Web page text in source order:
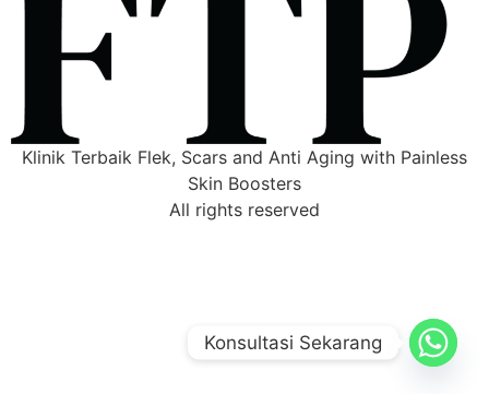
Klinik Terbaik Flek, Scars and Anti Aging with Painless
Skin Boosters
All rights reserved
Konsultasi Sekarang